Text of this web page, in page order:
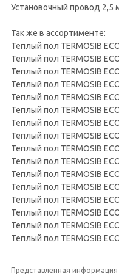
Установочный провод 2,5
Так же в ассортименте:
Теплый пол TERMOSIB
Теплый пол TERMOSIB
Теплый пол TERMOSIB
Теплый пол TERMOSIB
Теплый пол TERMOSIB
Теплый пол TERMOSIB
Теплый пол TERMOSIB
Теплый пол TERMOSIB
Теплый пол TERMOSIB
Теплый пол TERMOSIB
Теплый пол TERMOSIB
Теплый пол TERMOSIB
Теплый пол TERMOSIB
Теплый пол TERMOSIB
Теплый пол TERMOSIB
Теплый пол TERMOSIB
Представленная информация